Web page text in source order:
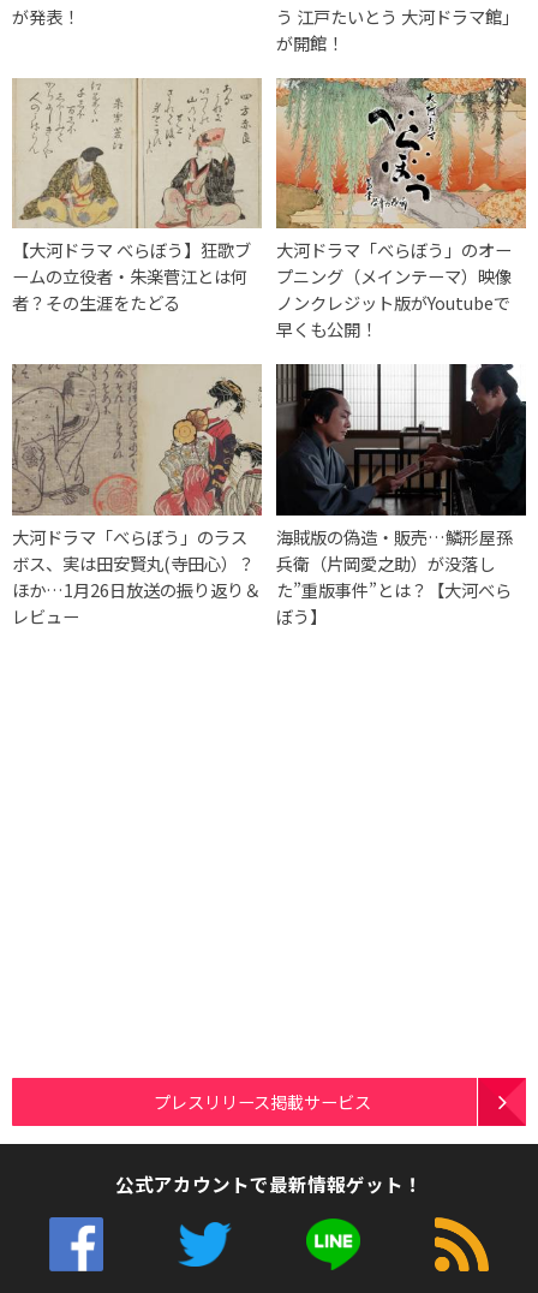
が発表！
う 江戸たいとう 大河ドラマ館」
が開館！
【大河ドラマ べらぼう】狂歌ブ
ームの立役者・朱楽菅江とは何
者？その生涯をたどる
大河ドラマ「べらぼう」のオー
プニング（メインテーマ）映像
ノンクレジット版がYoutubeで
早くも公開！
大河ドラマ「べらぼう」のラス
ボス、実は田安賢丸(寺田心）？
ほか…1月26日放送の振り返り＆
レビュー
海賊版の偽造・販売…鱗形屋孫
兵衛（片岡愛之助）が没落し
た”重版事件”とは？【大河べら
ぼう】
プレスリリース掲載サービス
公式アカウントで最新情報ゲット！